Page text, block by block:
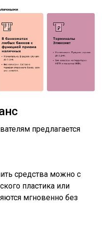
предлагается
средства можно с
пластика или
мгновенно без